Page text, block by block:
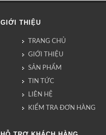
GIỚI THIỆU
TRANG CHỦ
GIỚI THIỆU
SẢN PHẨM
TIN TỨC
LIÊN HỆ
KIỂM TRA ĐƠN HÀNG